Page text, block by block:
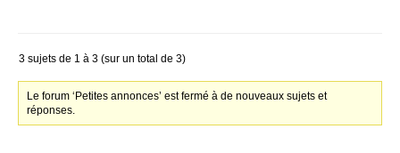
3 sujets de 1 à 3 (sur un total de 3)
Le forum ‘Petites annonces’ est fermé à de nouveaux sujets et
réponses.